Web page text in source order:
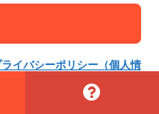
イバシーポリシー（個人情
）